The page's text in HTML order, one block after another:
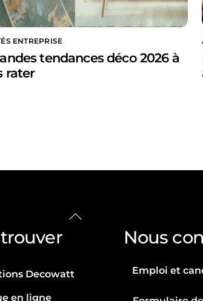
ENTREPRISE
tendances déco 2026 à
rater
Back
Decowatt
en ligne
Nous
Emploi et